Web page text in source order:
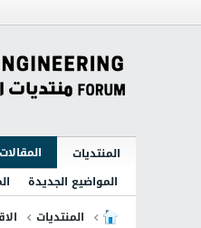
المنتديات المقالات
المواضيع الجديدة
المنتديات